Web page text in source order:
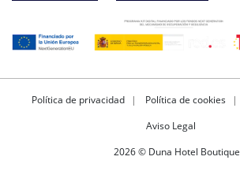
Política de privacidad Política de cookies
Aviso Legal
2026 © Duna Hotel Boutique